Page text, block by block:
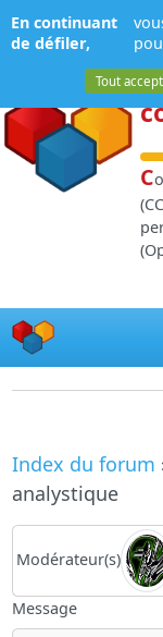
C
Index du forum
analystique
Modérateur(s)
Message
Panneau de gestion
En continuant
de défiler,
Tout